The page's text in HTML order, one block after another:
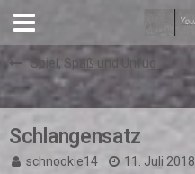
Spiel, Spaß und Unfug
Schlangensatz
schnookie14 11. Juli 2018